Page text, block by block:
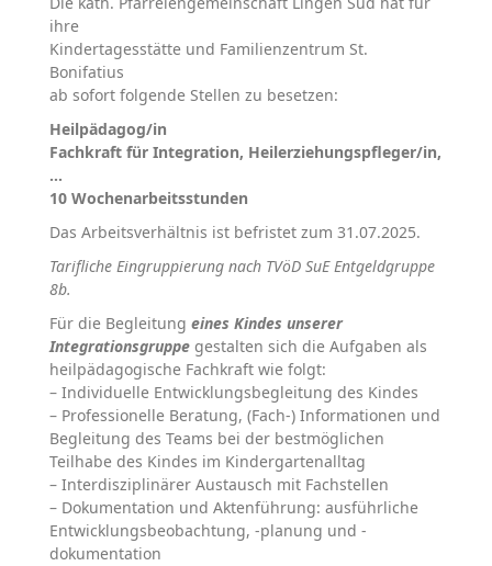
ihre
Kindertagesstätte und Familienzentrum St.
Bonifatius
ab sofort folgende Stellen zu besetzen:
Heilpädagog/in
Fachkraft für Integration, Heilerziehungspfleger/in,
…
10 Wochenarbeitsstunden
Das Arbeitsverhältnis ist befristet zum 31.07.2025.
Tarifliche Eingruppierung nach TVöD SuE Entgeldgruppe
8b.
Für die Begleitung eines Kindes unserer
Integrationsgruppe gestalten sich die Aufgaben als
heilpädagogische Fachkraft wie folgt:
– Individuelle Entwicklungsbegleitung des Kindes
– Professionelle Beratung, (Fach-) Informationen und
Begleitung des Teams bei der bestmöglichen
Teilhabe des Kindes im Kindergartenalltag
– Interdisziplinärer Austausch mit Fachstellen
– Dokumentation und Aktenführung: ausführliche
Entwicklungsbeobachtung, -planung und -
dokumentation